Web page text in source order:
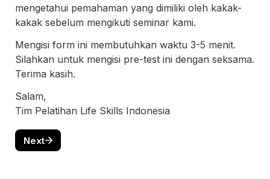
mengetahui pemahaman yang dimiliki oleh kakak-
kakak sebelum mengikuti seminar kami.
Mengisi form ini membutuhkan waktu 3-5 menit.
Silahkan untuk mengisi pre-test ini dengan seksama.
Terima kasih.
Tim Pelatihan Life Skills Indonesia
Next